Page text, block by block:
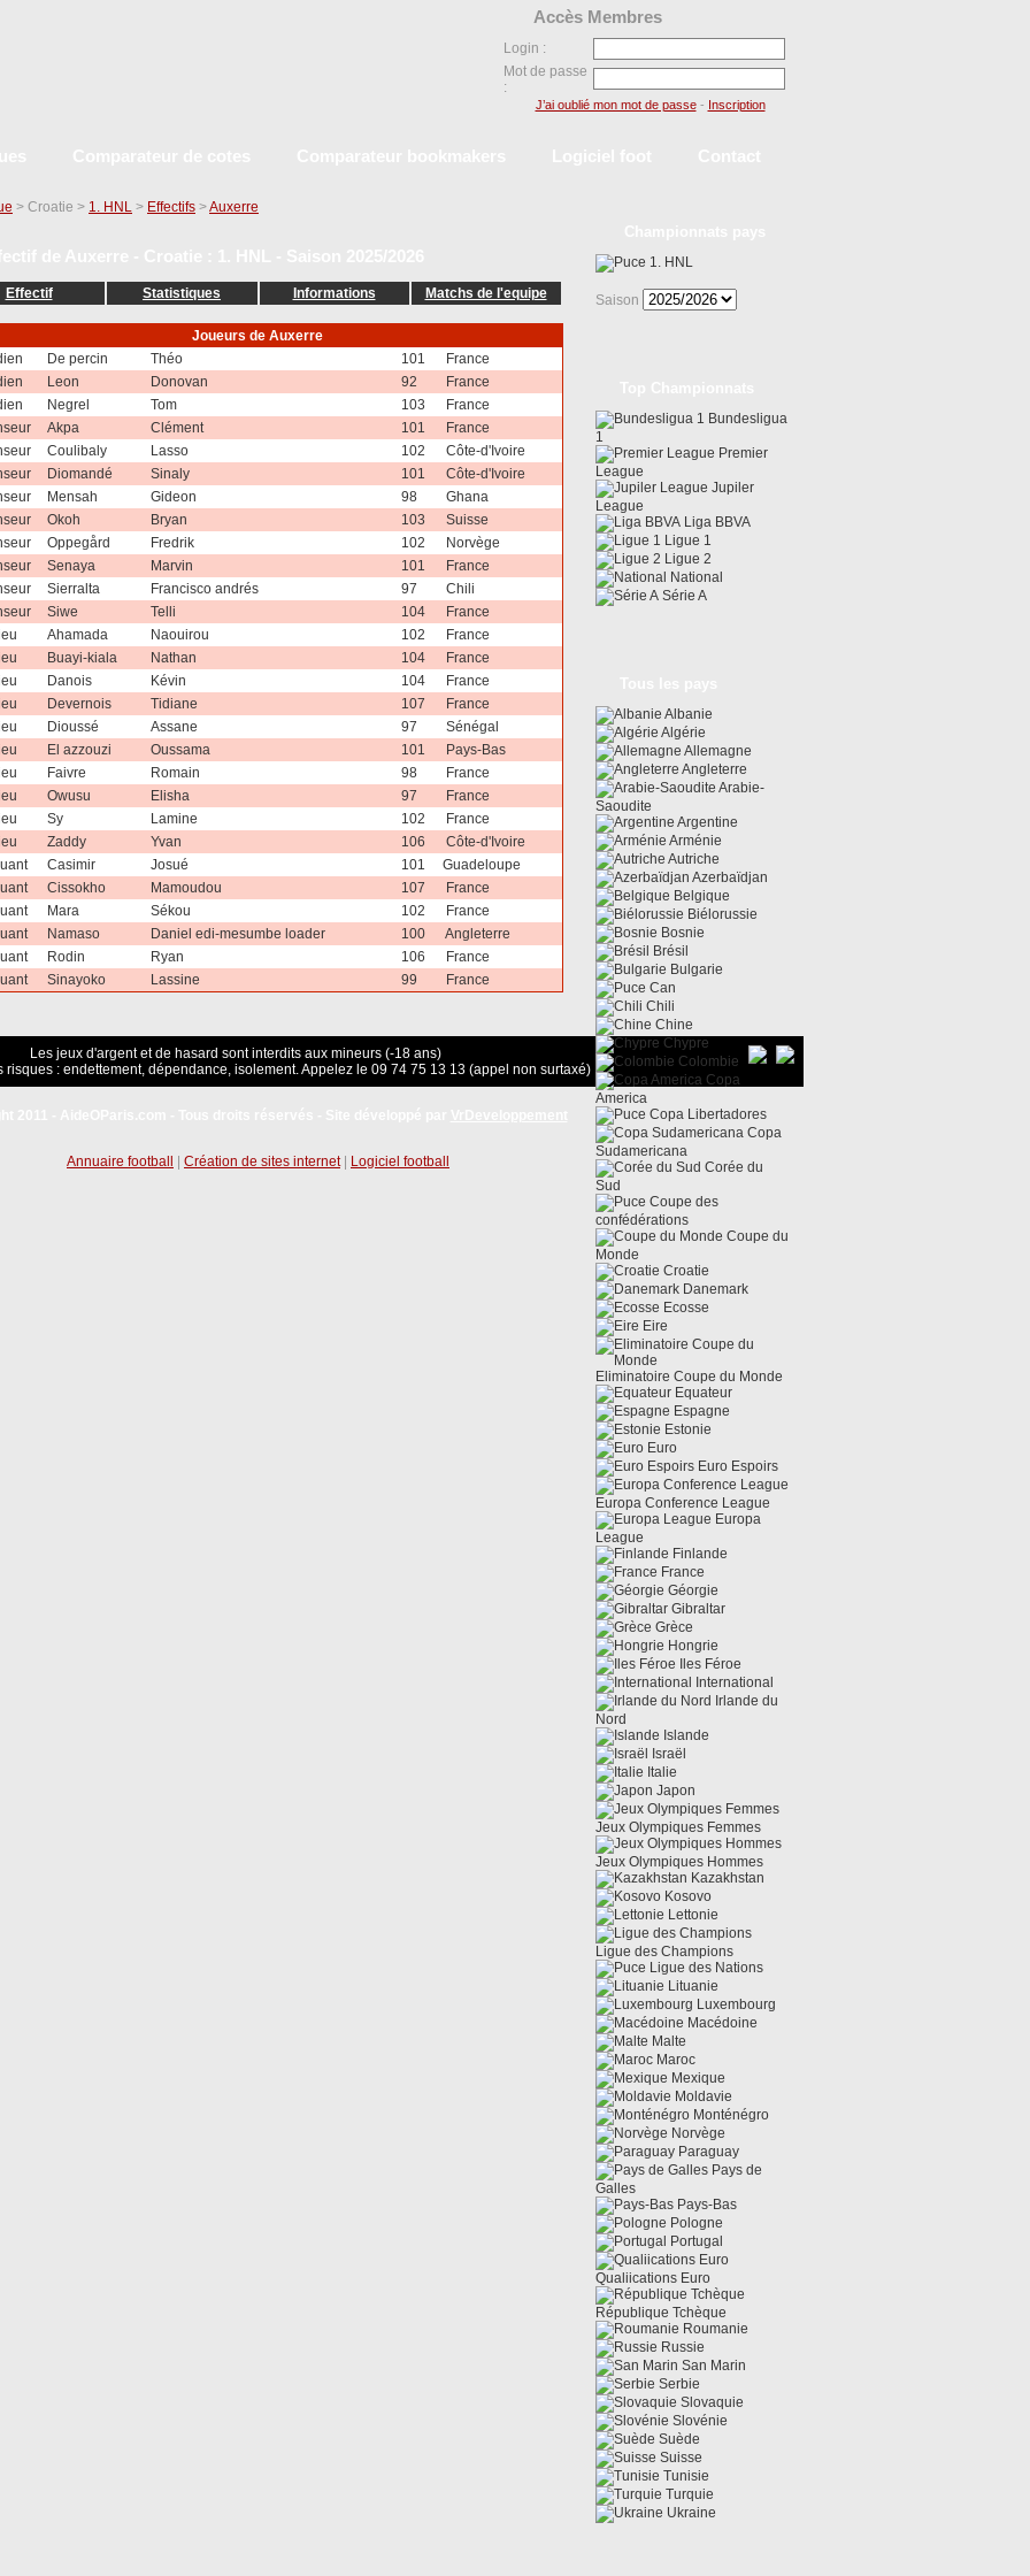
> Croatie > 1. HNL > Effectifs >Auxerre
Effectif Statistiques Informations Matchs de l'equipe
Joueurs de Auxerre
De percin Théo 101
France
Leon Donovan 92
France
Negrel Tom 103
France
Akpa Clément 101
France
Coulibaly Lasso 102
Côte-d'Ivoire
Diomandé Sinaly 101
Côte-d'Ivoire
Mensah Gideon 98
Ghana
Okoh Bryan 103
Suisse
Oppegård Fredrik 102
Norvège
Senaya Marvin 101
France
Sierralta Francisco andrés 97
Chili
Siwe Telli 104
France
Ahamada Naouirou 102
France
Buayi-kiala Nathan 104
France
Danois Kévin 104
France
Devernois Tidiane 107
France
Dioussé Assane 97
Sénégal
El azzouzi Oussama 101
Pays-Bas
Faivre Romain 98
France
Owusu Elisha 97
France
Sy Lamine 102
France
Zaddy Yvan 106
Côte-d'Ivoire
Casimir Josué 101
Guadeloupe
Cissokho Mamoudou 107
France
Mara Sékou 102
France
Namaso Daniel edi-mesumbe loader 100
Angleterre
Rodin Ryan 106
France
Sinayoko Lassine 99 France
1. HNL
Saison
Bundesligua
1
Premier
League
Jupiler
League
Liga BBVA
Ligue 1
Ligue 2
National
Série A
Albanie
Algérie
Allemagne
Angleterre
Arabie-
Saoudite
Argentine
Arménie
Autriche
Azerbaïdjan
Belgique
Biélorussie
Bosnie
Brésil
Bulgarie
Can
Chili
Chine
Chypre
Colombie
Copa
America
Copa Libertadores
Copa
Sudamericana
Corée du
Sud
Coupe des
confédérations
Coupe du
Monde
Croatie
Danemark
Ecosse
Eire
Eliminatoire Coupe du Monde
Equateur
Espagne
Estonie
Euro
Euro Espoirs
Europa Conference League
Europa
League
Finlande
France
Géorgie
Gibraltar
Grèce
Hongrie
Iles Féroe
International
Irlande du
Nord
Islande
Israël
Italie
Japon
Jeux Olympiques Femmes
Jeux Olympiques Hommes
Kazakhstan
Kosovo
Lettonie
Ligue des Champions
Ligue des Nations
Lituanie
Luxembourg
Macédoine
Malte
Maroc
Mexique
Moldavie
Monténégro
Norvège
Paraguay
Pays de
Galles
Pays-Bas
Pologne
Portugal
Qualiications Euro
République Tchèque
Roumanie
Russie
San Marin
Serbie
Slovaquie
Slovénie
Suède
Suisse
Tunisie
Turquie
Ukraine
Les jeux d'argent et de hasard sont interdits aux mineurs (-18 ans)
risques : endettement, dépendance, isolement. Appelez le 09 74 75 13 13 (appel non surtaxé)
Annuaire football Création de sites internet| Logiciel football
Accès Membres
Login :
Mot de passe
:
J’ai oublié mon mot de passe- Inscription